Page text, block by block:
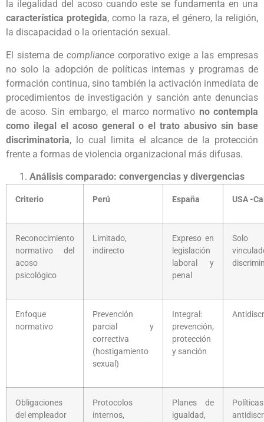
la ilegalidad del acoso cuando este se fundamenta en una
característica protegida, como la raza, el género, la religión,
la discapacidad o la orientación sexual.
El sistema de compliancecorporativo exige a las empresas
no solo la adopción de políticas internas y programas de
formación continua, sino también la activación inmediata de
procedimientos de investigación y sanción ante denuncias
de acoso. Sin embargo, el marco normativo no contempla
como ilegal el acoso general o el trato abusivo sin base
discriminatoria, lo cual limita el alcance de la protección
frente a formas de violencia organizacional más difusas.
Análisis comparado: convergencias y divergencias
Criterio Perú España USA -
Reconocimiento
normativo del
acoso
psicológico
Limitado,
indirecto
Expreso en
legislación
laboral y
penal
Solo
Enfoque
normativo
Prevención
parcial y
correctiva
(hostigamiento
sexual)
Integral:
prevención,
protección
y sanción
Obligaciones
del empleador
Protocolos
internos,
Planes de
igualdad,
Políticas